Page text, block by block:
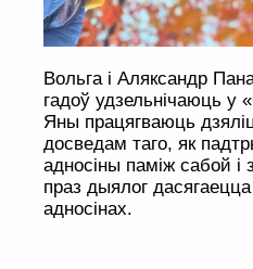
Вольга і Аляксандр
гадоў удзельнічаюць у
Яны працягваюць
досведам таго, як
адносіны паміж сабой і
праз дыялог
адносінах.